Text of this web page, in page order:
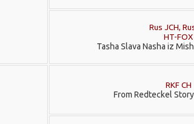
Rus JCH,
HT-FOX
Tasha Slava Nasha iz
RKF CH
From Redteckel